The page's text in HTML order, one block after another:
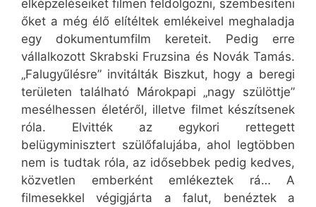
elképzeléseiket filmen feldolgozni, szembesíteni
őket a még élő elítéltek emlékeivel meghaladja
egy dokumentumfilm kereteit. Pedig erre
vállalkozott Skrabski Fruzsina és Novák Tamás.
„Falugyűlésre” invitálták Biszkut, hogy a beregi
területen található Márokpapi „nagy szülöttje”
mesélhessen életéről, illetve filmet készítsenek
róla. Elvitték az egykori rettegett
belügyminisztert szülőfalujába, ahol legtöbben
nem is tudtak róla, az idősebbek pedig kedves,
közvetlen emberként emlékeztek rá… A
filmesekkel végigjárta a falut, benéztek a